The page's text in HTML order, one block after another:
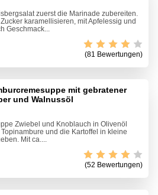
zuerst die Marinade zubereiten.
karamellisieren, mit Apfelessig und
Geschmack...
(81 Bewertungen)
mit gebratener
und Walnussöl
Zwiebel und Knoblauch in Olivenöl
und die Kartoffel in kleine
Mit ca....
(52 Bewertungen)